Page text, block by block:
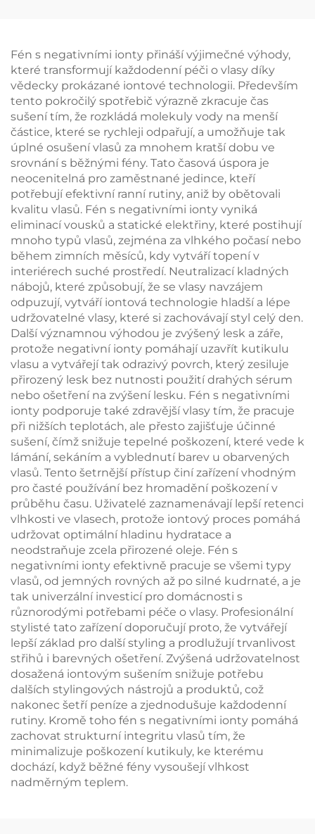
Fén s negativními ionty přináší výjimečné výhody,
které transformují každodenní péči o vlasy díky
vědecky prokázané iontové technologii. Především
tento pokročilý spotřebič výrazně zkracuje čas
sušení tím, že rozkládá molekuly vody na menší
částice, které se rychleji odpařují, a umožňuje tak
úplné osušení vlasů za mnohem kratší dobu ve
srovnání s běžnými fény. Tato časová úspora je
neocenitelná pro zaměstnané jedince, kteří
potřebují efektivní ranní rutiny, aniž by obětovali
kvalitu vlasů. Fén s negativními ionty vyniká
eliminací vousků a statické elektřiny, které postihují
mnoho typů vlasů, zejména za vlhkého počasí nebo
během zimních měsíců, kdy vytváří topení v
interiérech suché prostředí. Neutralizací kladných
nábojů, které způsobují, že se vlasy navzájem
odpuzují, vytváří iontová technologie hladší a lépe
udržovatelné vlasy, které si zachovávají styl celý den.
Další významnou výhodou je zvýšený lesk a záře,
protože negativní ionty pomáhají uzavřít kutikulu
vlasu a vytvářejí tak odrazivý povrch, který zesiluje
přirozený lesk bez nutnosti použití drahých sérum
nebo ošetření na zvýšení lesku. Fén s negativními
ionty podporuje také zdravější vlasy tím, že pracuje
při nižších teplotách, ale přesto zajišťuje účinné
sušení, čímž snižuje tepelné poškození, které vede k
lámání, sekáním a vyblednutí barev u obarvených
vlasů. Tento šetrnější přístup činí zařízení vhodným
pro časté používání bez hromadění poškození v
průběhu času. Uživatelé zaznamenávají lepší retenci
vlhkosti ve vlasech, protože iontový proces pomáhá
udržovat optimální hladinu hydratace a
neodstraňuje zcela přirozené oleje. Fén s
negativními ionty efektivně pracuje se všemi typy
vlasů, od jemných rovných až po silné kudrnaté, a je
tak univerzální investicí pro domácnosti s
různorodými potřebami péče o vlasy. Profesionální
stylisté tato zařízení doporučují proto, že vytvářejí
lepší základ pro další styling a prodlužují trvanlivost
střihů i barevných ošetření. Zvýšená udržovatelnost
dosažená iontovým sušením snižuje potřebu
dalších stylingových nástrojů a produktů, což
nakonec šetří peníze a zjednodušuje každodenní
rutiny. Kromě toho fén s negativními ionty pomáhá
zachovat strukturní integritu vlasů tím, že
minimalizuje poškození kutikuly, ke kterému
dochází, když běžné fény vysoušejí vlhkost
nadměrným teplem.